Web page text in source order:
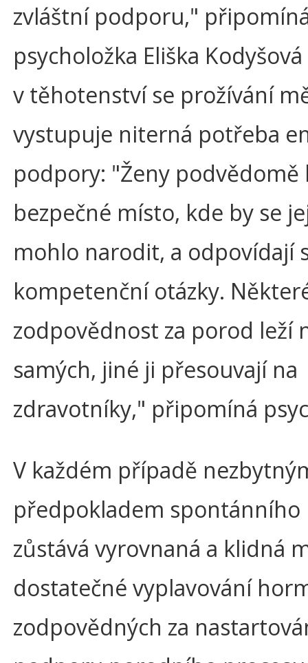
zvláštní podporu,"
psycholožka Eliška
v těhotenství se prožívání
vystupuje niterná potřeba
podpory: "Ženy podvědomě
bezpečné místo, kde by se
mohlo narodit, a odpovídají
kompetenční otázky.
zodpovědnost za porod leží
samých, jiné ji přesouvají na
zdravotníky," připomíná
V každém případě
předpokladem
zůstává vyrovnaná a klidná
dostatečné vyplavování
zodpovědných za